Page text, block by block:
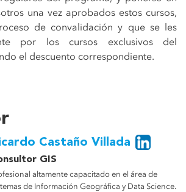
una vez aprobados estos cursos,
de convalidación y que se les
por los cursos exclusivos del
el descuento correspondiente.
Castaño Villada
GIS
altamente capacitado en el área de
de Información Geográfica y Data Science.